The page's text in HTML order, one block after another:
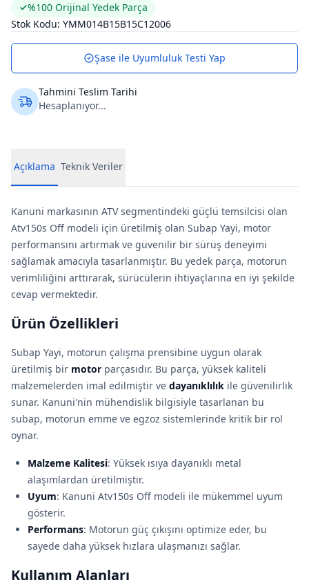
%100 Orijinal Yedek Parça
Stok Kodu: YMM014B15B15C12006
Şase ile Uyumluluk Testi Yap
Tahmini Teslim Tarihi
Hesaplanıyor...
Açıklama Teknik Veriler
Kanuni markasının ATV segmentindeki güçlü temsilcisi olan
Atv150s Off modeli için üretilmiş olan Subap Yayi, motor
performansını artırmak ve güvenilir bir sürüş deneyimi
sağlamak amacıyla tasarlanmıştır. Bu yedek parça, motorun
verimliliğini arttırarak, sürücülerin ihtiyaçlarına en iyi şekilde
cevap vermektedir.
Ürün Özellikleri
Subap Yayi, motorun çalışma prensibine uygun olarak
üretilmiş bir motor parçasıdır. Bu parça, yüksek kaliteli
malzemelerden imal edilmiştir ve dayanıklılık ile güvenilirlik
sunar. Kanuni'nin mühendislik bilgisiyle tasarlanan bu
subap, motorun emme ve egzoz sistemlerinde kritik bir rol
oynar.
Malzeme Kalitesi: Yüksek ısıya dayanıklı metal
alaşımlardan üretilmiştir.
Uyum: Kanuni Atv150s Off modeli ile mükemmel uyum
gösterir.
Performans: Motorun güç çıkışını optimize eder, bu
sayede daha yüksek hızlara ulaşmanızı sağlar.
Kullanım Alanları